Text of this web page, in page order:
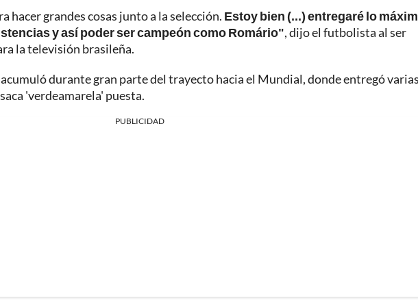
hacer grandes cosas junto a la selección. Estoy bien (...) entregaré lo
y así poder ser campeón como Romário", dijo el futbolista al ser
la televisión brasileña.
durante gran parte del trayecto hacia el Mundial, donde entregó
'verdeamarela' puesta.
PUBLICIDAD